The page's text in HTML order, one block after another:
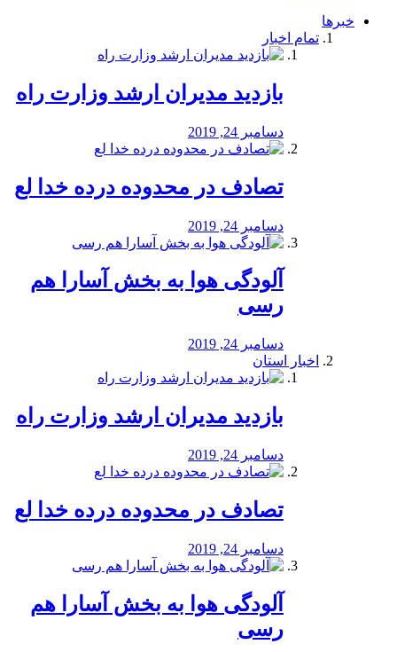
خبرها
تمام اخبار
بازدید مدیران ارشد وزارت راه
دسامبر 24, 2019
تصادف در محدوده درده خدا لع
دسامبر 24, 2019
آلودگی هوا به بخش آسارا هم
رسی
دسامبر 24, 2019
اخبار استان
بازدید مدیران ارشد وزارت راه
دسامبر 24, 2019
تصادف در محدوده درده خدا لع
دسامبر 24, 2019
آلودگی هوا به بخش آسارا هم
رسی